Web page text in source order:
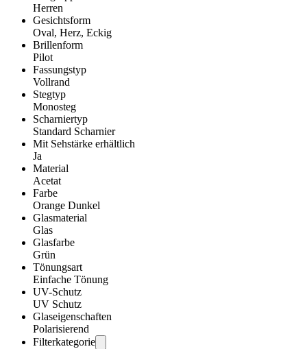
Herren
Gesichtsform
Oval, Herz, Eckig
Brillenform
Pilot
Fassungstyp
Vollrand
Stegtyp
Monosteg
Scharniertyp
Standard Scharnier
Mit Sehstärke erhältlich
Ja
Material
Acetat
Farbe
Orange Dunkel
Glasmaterial
Glas
Glasfarbe
Grün
Tönungsart
Einfache Tönung
UV-Schutz
UV Schutz
Glaseigenschaften
Polarisierend
Filterkategorie